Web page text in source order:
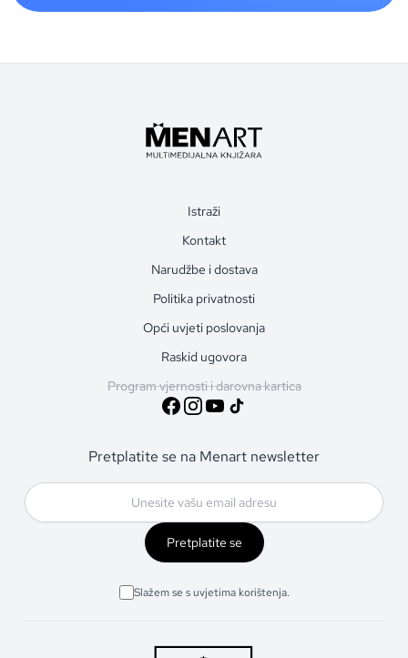
Istraži
Kontakt
Narudžbe i dostava
Politika privatnosti
Opći uvjeti poslovanja
Raskid ugovora
Program vjernosti i darovna kartica
Pretplatite se na Menart newsletter
Pretplatite se
Slažem se s uvjetima korištenja.